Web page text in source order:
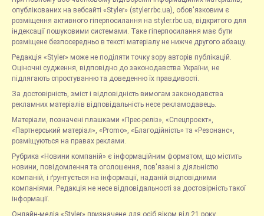
опублікованих на вебсайті «Styler» (styler.rbc.ua), обов'язковим є
розміщення активного гіперпосилання на styler.rbc.ua, відкритого для
індексації пошуковими системами. Таке гіперпосилання має бути
розміщене безпосередньо в тексті матеріалу не нижче другого абзацу.
Редакція «Styler» може не поділяти точку зору авторів публікацій.
Оціночні судження, відповідно до законодавства України, не
підлягають спростуванню та доведенню їх правдивості.
За достовірність, зміст і відповідність вимогам законодавства
рекламних матеріалів відповідальність несе рекламодавець.
Матеріали, позначені плашками «Прес-реліз», «Спецпроєкт»,
«Партнерський матеріал», «Promo», «Благодійність» та «Резонанс»,
розміщуються на правах реклами.
Рубрика «Новини компаній» є інформаційним форматом, що містить
новини, повідомлення та оголошення, пов'язані з діяльністю
компаній, і ґрунтується на інформації, наданій відповідними
компаніями. Редакція не несе відповідальності за достовірність такої
інформації.